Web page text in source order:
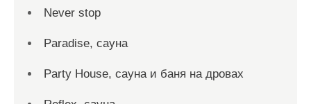
Never stop
Paradise, сауна
Party House, сауна и баня на дровах